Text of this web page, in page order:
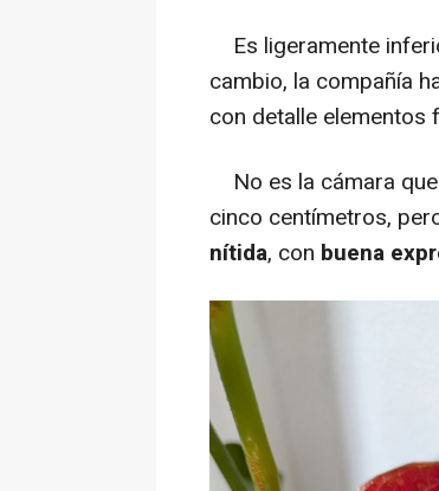
Es ligeramente
cambio, la compañía
con detalle
No es la cámara
cinco centímetros,
nítida, con buena